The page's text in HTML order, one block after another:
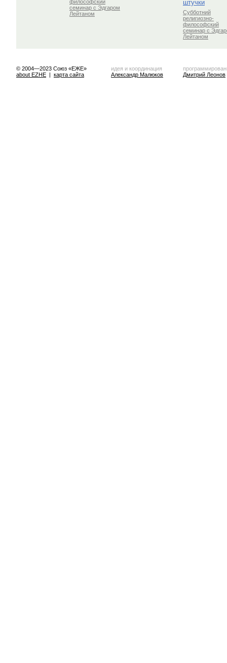
философский
семинар с Эдгаром
Лейтаном
штучки
Субботний
религиозно-
философский
семинар с
Лейтаном
© 2004—2023 Союз «ЕЖЕ»
about EZHE | карта сайта
идея и координация
Александр Малюков
Дмитрий Леонов